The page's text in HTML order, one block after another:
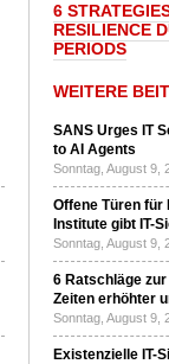
6
RESILIENCE
PERIODS
WEITERE
SANS Urges IT
to AI Agents
Sonntag, August 9,
Offene Türen für
Institute gibt IT-
Sonntag, August 9,
6 Ratschläge
Zeiten erhöhter
Sonntag, August 9,
Existenzielle IT-